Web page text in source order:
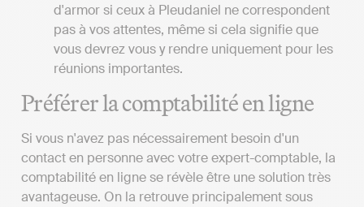
d'armor si ceux à Pleudaniel ne correspondent
pas à vos attentes, même si cela signifie que
vous devrez vous y rendre uniquement pour les
réunions importantes.
Préférer la comptabilité en ligne
Si vous n'avez pas nécessairement besoin d'un
contact en personne avec votre expert-comptable, la
comptabilité en ligne se révèle être une solution très
avantageuse. On la retrouve principalement sous